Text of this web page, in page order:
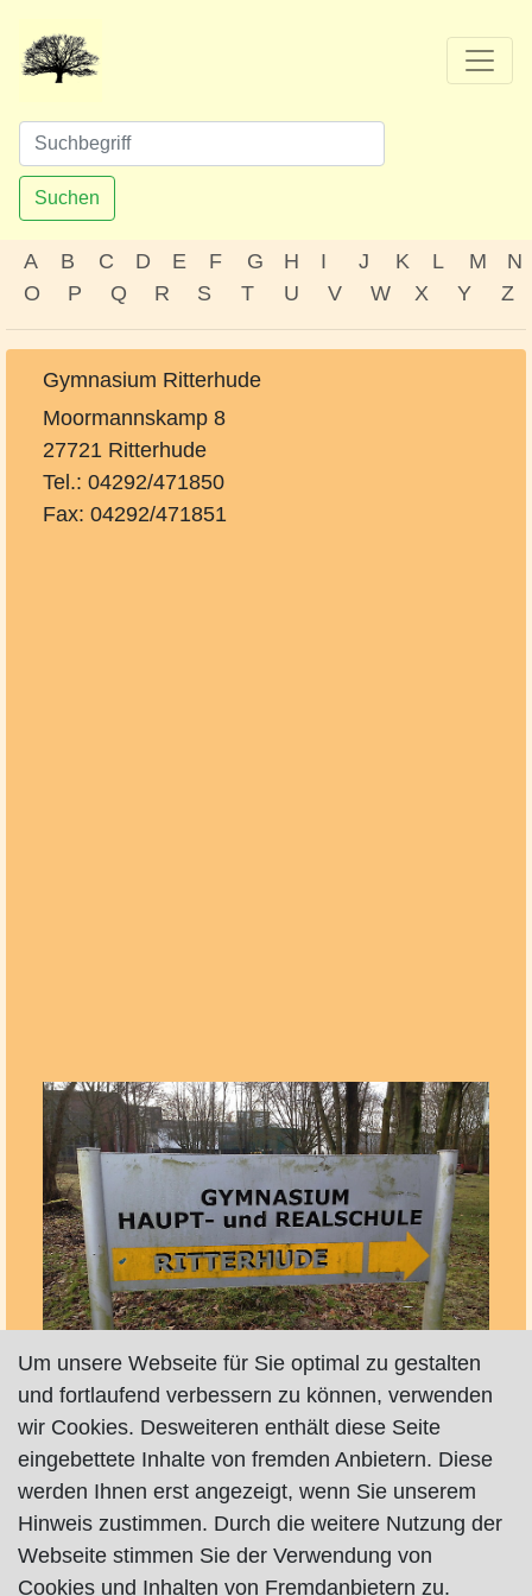
Suchen
A B C D E F G H I J K L M
N
O
P Q R S T U V W X Y Z
Gymnasium Ritterhude
Moormannskamp 8
27721 Ritterhude
Tel.: 04292/471850
Fax: 04292/471851
sekretariat@gymnasium-ritterhude.de
http://www.gymnasium-ritterhude.info
Karte nur sichtbar, wenn Cookies erlaubt!
Um unsere Webseite für Sie optimal zu gestalten
und fortlaufend verbessern zu können, verwenden
wir Cookies. Desweiteren enthält diese Seite
eingebettete Inhalte von fremden Anbietern. Diese
werden Ihnen erst angezeigt, wenn Sie unserem
Hinweis zustimmen. Durch die weitere Nutzung der
Webseite stimmen Sie der Verwendung von
Cookies und Inhalten von Fremdanbietern zu.